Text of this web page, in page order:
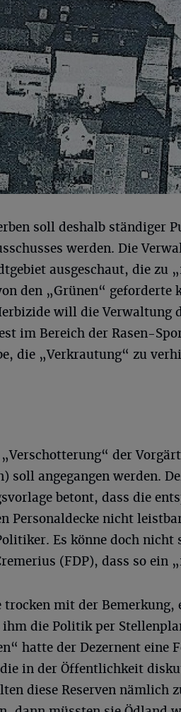
soll deshalb ständiger
werden. Die
ausgeschaut, die zu
den „Grünen“ geforderte
will die Verwaltung
im Bereich der Rasen-
die „Verkrautung“ zu
der
soll angegangen werden.
betont, dass die
Personaldecke nicht
Es könne doch nicht
(FDP), dass so ein
trocken mit der Bemerkung,
ihm die Politik per
hatte der Dezernent eine
in der Öffentlichkeit
diese Reserven nämlich